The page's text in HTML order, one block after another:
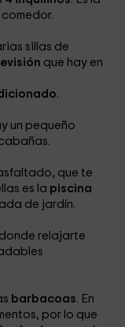
sillas de
que hay en
.
un pequeño
que te
es la piscina
de jardín.
donde relajarte
barbacoas. En
por lo que